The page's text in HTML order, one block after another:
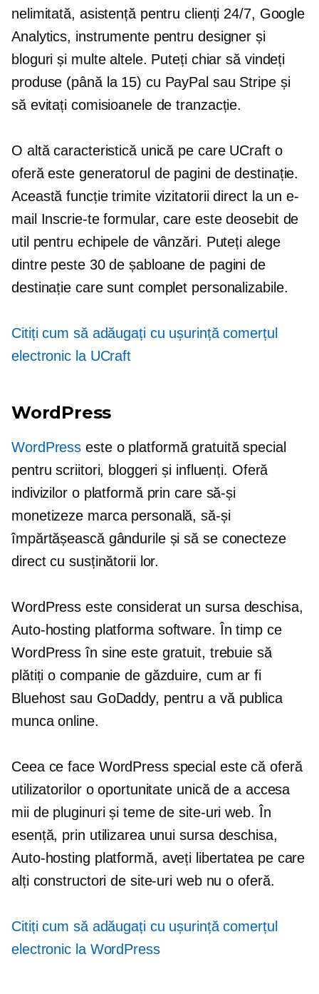
nelimitată, asistență pentru clienți 24/7, Google
Analytics, instrumente pentru designer și
bloguri și multe altele. Puteți chiar să vindeți
produse (până la 15) cu PayPal sau Stripe și
să evitați comisioanele de tranzacție.
O altă caracteristică unică pe care UCraft o
oferă este generatorul de pagini de destinație.
Această funcție trimite vizitatorii direct la un e-
mail Inscrie-teformular, care este deosebit de
util pentru echipele de vânzări. Puteți alege
dintre peste 30 de șabloane de pagini de
destinație care sunt complet personalizabile.
Citiți cum să adăugați cu ușurință comerțul
electronic la UCraft
WordPress
WordPress este o platformă gratuită special
pentru scriitori, bloggeri și influenți. Oferă
indivizilor o platformă prin care să-și
monetizeze marca personală, să-și
împărtășească gândurile și să se conecteze
direct cu susținătorii lor.
WordPress este considerat unsursa deschisa,
Auto-hosting platforma software. În timp ce
WordPress în sine este gratuit, trebuie să
plătiți o companie de găzduire, cum ar fi
Bluehost sau GoDaddy, pentru a vă publica
munca online.
Ceea ce face WordPress special este că oferă
utilizatorilor o oportunitate unică de a accesa
mii de pluginuri și teme de site-uri web. În
esență, prin utilizarea unuisursa deschisa,
Auto-hosting platformă, aveți libertatea pe care
alți constructori de site-uri web nu o oferă.
Citiți cum să adăugați cu ușurință comerțul
electronic la WordPress